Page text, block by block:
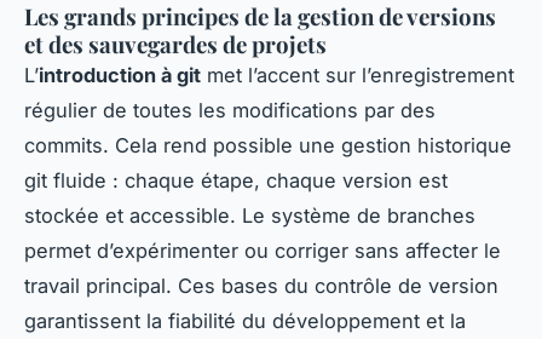
Les grands principes de la gestion de versions
et des sauvegardes de projets
L’introduction à git met l’accent sur l’enregistrement
régulier de toutes les modifications par des
commits. Cela rend possible une gestion historique
git fluide : chaque étape, chaque version est
stockée et accessible. Le système de branches
permet d’expérimenter ou corriger sans affecter le
travail principal. Ces bases du contrôle de version
garantissent la fiabilité du développement et la